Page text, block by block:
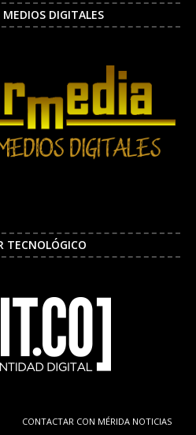
DIGITALES
TECNOLÓGICO
CONTACTAR CON MÉRIDA NOTICIAS